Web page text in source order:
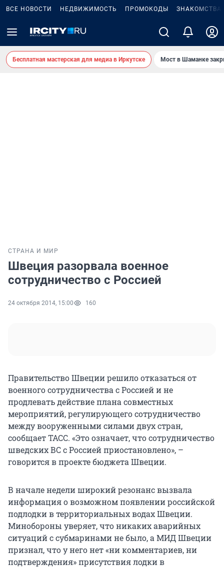
ВСЕ НОВОСТИ НЕДВИЖИМОСТЬ ПРОМОКОДЫ ЗНАКОМСТВА
Бесплатная мастерская для медиа в Иркутске Мост в Шаманке
СТРАНА И МИР
Швеция разорвала военное
сотрудничество с Россией
24 октября 2014, 15:00 160
Правительство Швеции решило отказаться от
военного сотрудничества с Россией и не
продлевать действие плана совместных
мероприятий, регулирующего сотрудничество
между вооруженными силами двух стран,
сообщает ТАСС. «Это означает, что сотрудничество
шведских ВС с Россией приостановлено», –
говорится в проекте бюджета Швеции.
В начале недели широкий резонанс вызвала
информация о возможном появлении российской
подлодки в территориальных водах Швеции.
Минобороны уверяет, что никаких аварийных
ситуаций с субмаринами не было, а МИД Швеции
признал, что у него нет «ни комментариев, ни
подтверждения» присутствия лодки в